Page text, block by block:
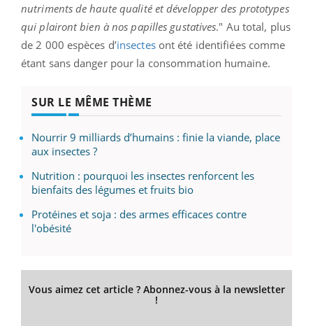
nutriments de haute qualité et développer des prototypes
qui plairont bien à nos papilles gustatives." Au total, plus
de 2 000 espèces d’insectesont été identifiées comme
étant sans danger pour la consommation humaine.
SUR LE MÊME THÈME
Nourrir 9 milliards d’humains : finie la viande, place
aux insectes ?
Nutrition : pourquoi les insectes renforcent les
bienfaits des légumes et fruits bio
Protéines et soja : des armes efficaces contre
l'obésité
Vous aimez cet article ? Abonnez-vous à la newsletter
!